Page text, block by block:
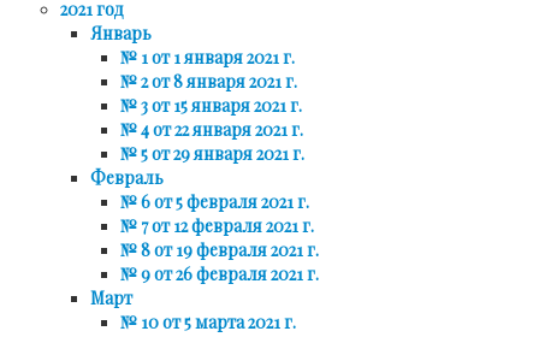
2021 год
Январь
№ 1 от 1 января 2021 г.
№ 2 от 8 января 2021 г.
№ 3 от 15 января 2021 г.
№ 4 от 22 января 2021 г.
№ 5 от 29 января 2021 г.
Февраль
№ 6 от 5 февраля 2021 г.
№ 7 от 12 февраля 2021 г.
№ 8 от 19 февраля 2021 г.
№ 9 от 26 февраля 2021 г.
Март
№ 10 от 5 марта 2021 г.